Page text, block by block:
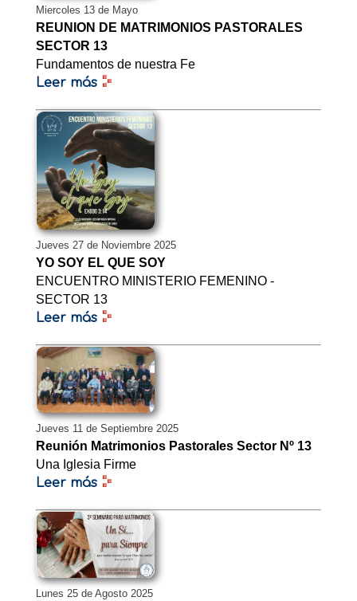
Miercoles 13 de Mayo
REUNION DE MATRIMONIOS PASTORALES
SECTOR 13
Fundamentos de nuestra Fe
Leer más
Jueves 27 de Noviembre 2025
YO SOY EL QUE SOY
ENCUENTRO MINISTERIO FEMENINO -
SECTOR 13
Leer más
Jueves 11 de Septiembre 2025
Reunión Matrimonios Pastorales Sector Nº 13
Una Iglesia Firme
Leer más
Lunes 25 de Agosto 2025